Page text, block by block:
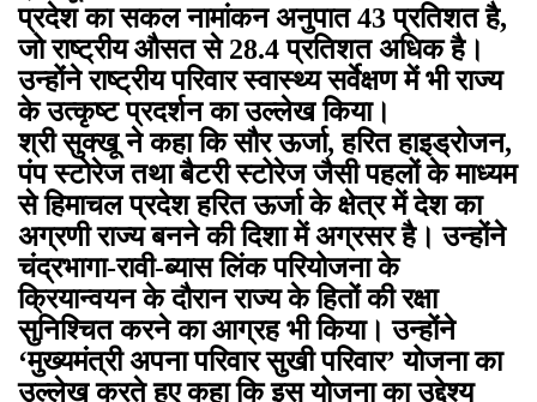
प्रदेश का सकल नामांकन अनुपात 43 प्रतिशत है,
जो राष्ट्रीय औसत से 28.4 प्रतिशत अधिक है।
उन्होंने राष्ट्रीय परिवार स्वास्थ्य सर्वेक्षण में भी राज्य
के उत्कृष्ट प्रदर्शन का उल्लेख किया।
श्री सुक्खू ने कहा कि सौर ऊर्जा, हरित हाइड्रोजन,
पंप स्टोरेज तथा बैटरी स्टोरेज जैसी पहलों के माध्यम
से हिमाचल प्रदेश हरित ऊर्जा के क्षेत्र में देश का
अग्रणी राज्य बनने की दिशा में अग्रसर है। उन्होंने
चंद्रभागा-रावी-ब्यास लिंक परियोजना के
क्रियान्वयन के दौरान राज्य के हितों की रक्षा
सुनिश्चित करने का आग्रह भी किया। उन्होंने
‘मुख्यमंत्री अपना परिवार सुखी परिवार’ योजना का
उल्लेख करते हुए कहा कि इस योजना का उद्देश्य